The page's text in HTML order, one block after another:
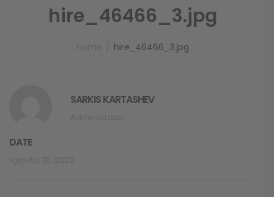
hire_46466_3.jpg
hire_46466_3.jpg
SARKIS KARTASHEV
DATE